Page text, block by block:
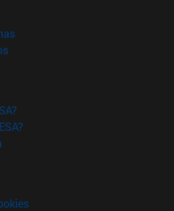
(abre en nueva ventana)
(abre en nueva ventana)